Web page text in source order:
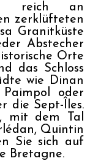
reich an
zerklüfteten
Granitküste
Abstecher
Orte
das Schloss
wie Dinan
oder
die Sept-Îles.
mit dem Tal
Quintin
Sie sich auf
Bretagne.